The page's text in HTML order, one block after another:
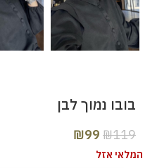
בובו נמוך לבן
₪119
₪99
המלאי אזל